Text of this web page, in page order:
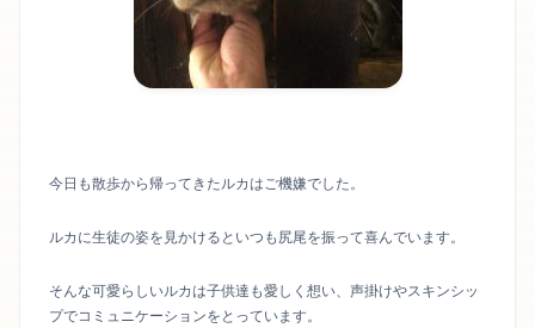
今日も散歩から帰ってきたルカはご機嫌でした。
ルカに生徒の姿を見かけるといつも尻尾を振って喜んでいます。
そんな可愛らしいルカは子供達も愛しく想い、声掛けやスキンシッ
プでコミュニケーションをとっています。